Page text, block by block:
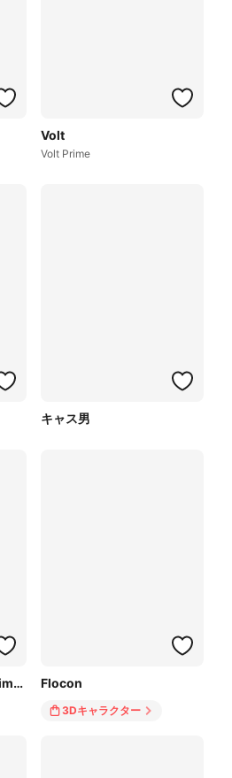
Volt
Volt Prime
キャス男
ClematisV2改変(tenehimu様のモデル) Flocon
3Dキャラクター